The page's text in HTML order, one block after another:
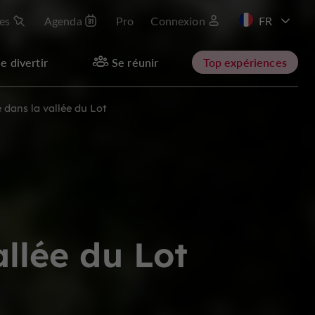
Agenda Pro Connexion
EN
divertir Se réunir Top expériences
dans la vallée du Lot
du Lot